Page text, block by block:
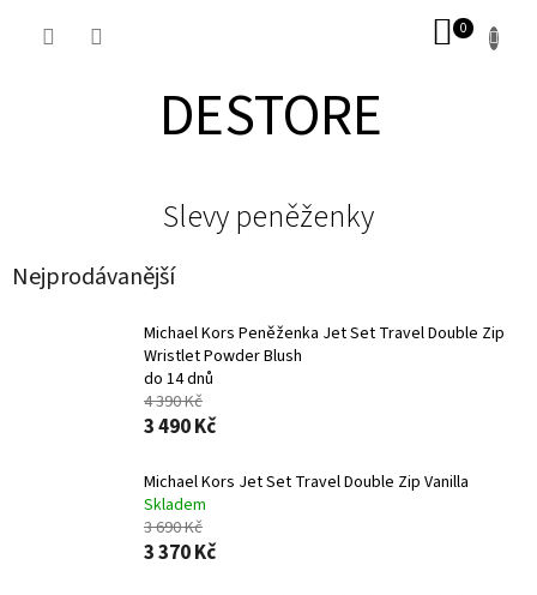
DESTORE
Slevy peněženky
Nejprodávanější
Michael Kors Peněženka Jet Set Travel Double Zip
Wristlet Powder Blush
do 14 dnů
4 390 Kč
3 490 Kč
Michael Kors Jet Set Travel Double Zip Vanilla
Skladem
3 690 Kč
3 370 Kč